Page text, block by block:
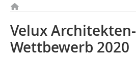
Velux Architekten-
Wettbewerb 2020